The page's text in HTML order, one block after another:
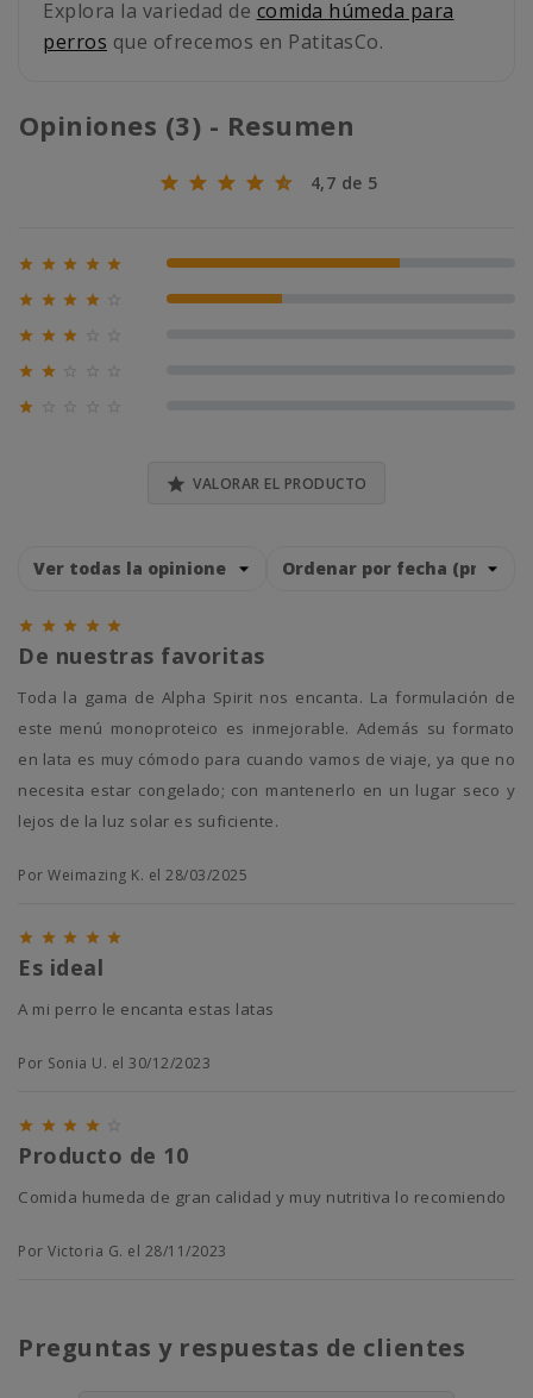
Explora la variedad de comida húmeda para
perros que ofrecemos en PatitasCo.
Opiniones (3) - Resumen
4,7 de 5
     67% (2)
    33% (1)
  
 

 VALORAR EL PRODUCTO
    
De nuestras favoritas
Toda la gama de Alpha Spirit nos encanta. La formulación de
este menú monoproteico es inmejorable. Además su formato
en lata es muy cómodo para cuando vamos de viaje, ya que no
necesita estar congelado; con mantenerlo en un lugar seco y
lejos de la luz solar es suficiente.
Por Weimazing K. el 28/03/2025
    
Es ideal
A mi perro le encanta estas latas
Por Sonia U. el 30/12/2023
   
Producto de 10
Comida humeda de gran calidad y muy nutritiva lo recomiendo
Por Victoria G. el 28/11/2023
Preguntas y respuestas de clientes